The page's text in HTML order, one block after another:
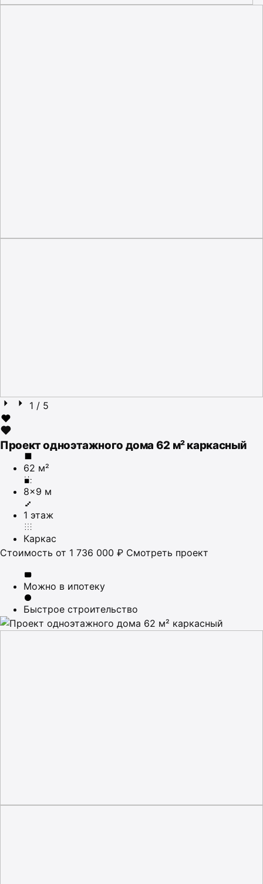
1 / 5
Проект одноэтажного дома 62 м² каркасный
62 м²
8×9 м
1 этаж
Каркас
Стоимость от 1 736 000 ₽ Смотреть проект
Можно в ипотеку
Быстрое строительство